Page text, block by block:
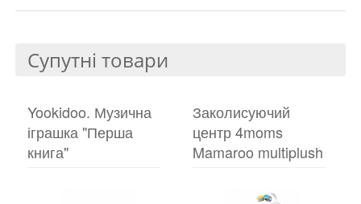
Супутні товари
Yookidoo. Музична
іграшка "Перша
книга"
Заколисуючий
центр 4moms
Mamaroo multiplush